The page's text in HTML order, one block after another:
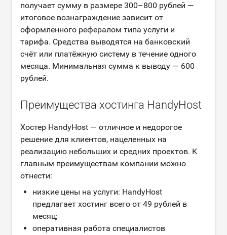
получает сумму в размере 300–800 рублей —
итоговое вознаграждение зависит от
оформленного рефералом типа услуги и
тарифа. Средства выводятся на банковский
счёт или платёжную систему в течение одного
месяца. Минимальная сумма к выводу — 600
рублей.
Преимущества хостинга HandyHost
Хостер HandyHost — отличное и недорогое
решение для клиентов, нацеленных на
реализацию небольших и средних проектов. К
главным преимуществам компании можно
отнести:
низкие цены на услуги: HandyHost
предлагает хостинг всего от 49 рублей в
месяц;
оперативная работа специалистов